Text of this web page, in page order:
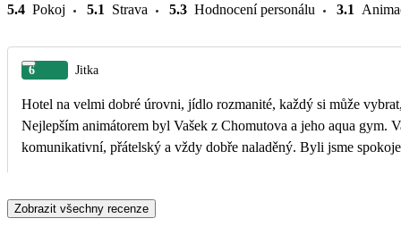
5.4 Pokoj 5.1 Strava 5.3 Hodnocení personálu 3.1
6 Jitka
Hotel na velmi dobré úrovni, jídlo rozmanité, každý si může
Nejlepším animátorem byl Vašek z Chomutova a jeho aqua gym. Vašek je zábavný,
komunikativní, přátelský a vždy dobře naladěný. Byli jsme
Zobrazit všechny recenze